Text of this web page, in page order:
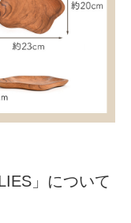
」について